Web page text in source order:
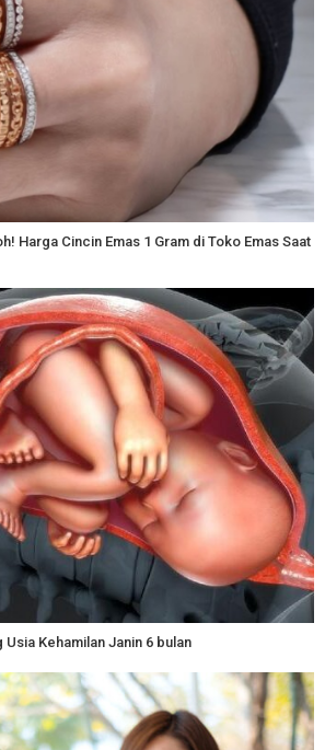
Harga Cincin Emas 1 Gram di Toko Emas Saat
Kehamilan Janin 6 bulan